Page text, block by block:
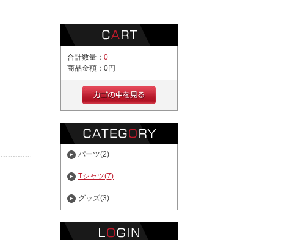
合計数量： 0
商品金額： 0円
パーツ(2)
Tシャツ(7)
グッズ(3)